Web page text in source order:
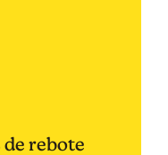
rebote